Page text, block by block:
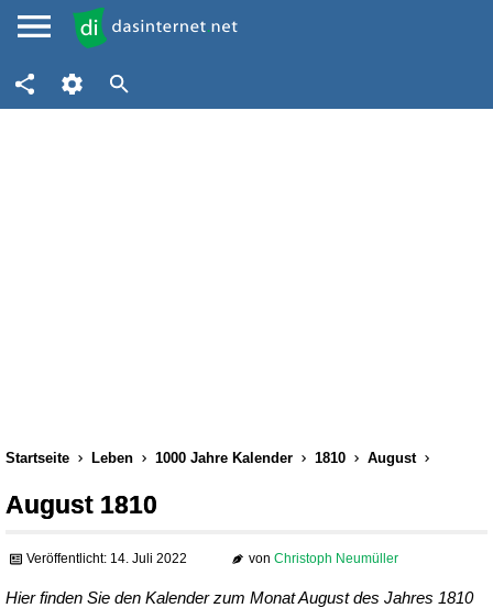
Startseite Leben 1000 Jahre Kalender 1810 August
August 1810
Veröffentlicht: 14. Juli 2022 von Christoph Neumüller
Hier finden Sie den Kalender zum Monat August des Jahres 1810